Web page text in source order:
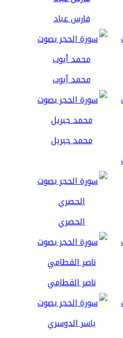
فارس عباد
محمد أيوب
محمد جبريل
الحصري
ناصر القطامي